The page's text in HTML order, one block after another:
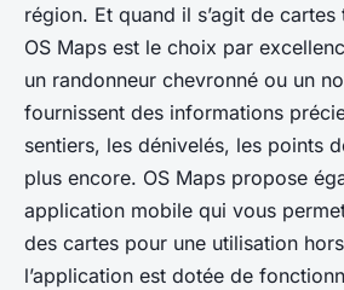
région. Et quand il s’agit de
OS Maps est le choix par
un randonneur chevronné ou un
fournissent des informations
sentiers, les dénivelés, les points
plus encore. OS Maps propose
application mobile qui vous
des cartes pour une utilisation
l’application est dotée de